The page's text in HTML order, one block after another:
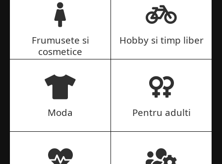
Frumusete si
cosmetice
Hobby si timp liber
Moda Pentru adulti